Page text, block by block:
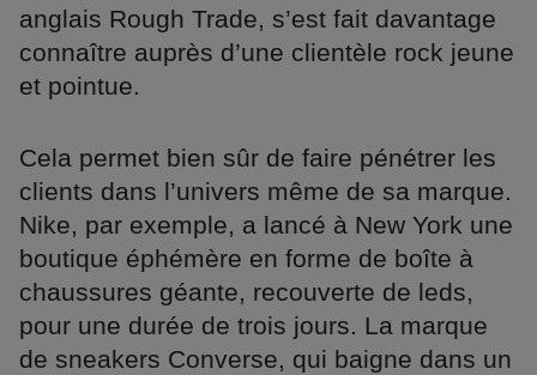
anglais Rough Trade, s’est fait davantage
connaître auprès d’une clientèle rock jeune
et pointue.
Cela permet bien sûr de faire pénétrer les
clients dans l’univers même de sa marque.
Nike, par exemple, a lancé à New York une
boutique éphémère en forme de boîte à
chaussures géante, recouverte de leds,
pour une durée de trois jours. La marque
de sneakers Converse, qui baigne dans un